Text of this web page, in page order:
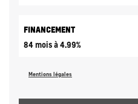
FINANCEMENT
84 mois à 4.99%
Mentions légales